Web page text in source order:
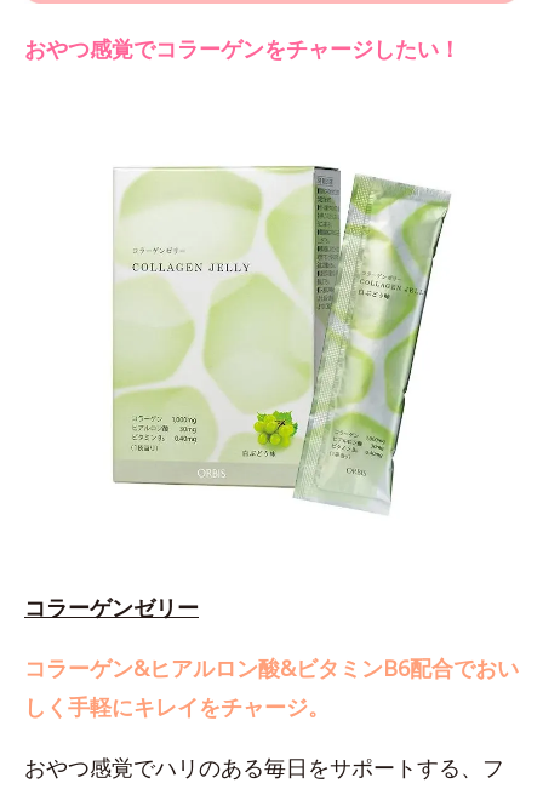
おやつ感覚でコラーゲンをチャージしたい！
コラーゲンゼリー
コラーゲン&ヒアルロン酸&ビタミンB6配合でおい
しく手軽にキレイをチャージ。
おやつ感覚でハリのある毎日をサポートする、フ